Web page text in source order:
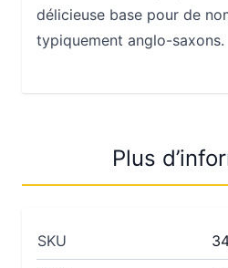
délicieuse base pour de
typiquement anglo-saxons.
Plus
SKU